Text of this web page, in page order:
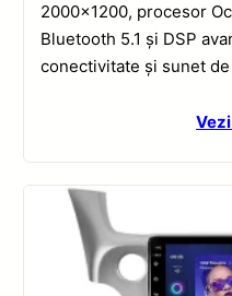
2000×1200, procesor
Bluetooth 5.1 și DSP
conectivitate și sunet